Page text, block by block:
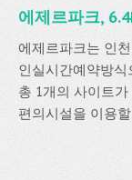
에제르파크,
에제르파크는 인
인실시간예약방
총 1개의 사이트가
편의시설을 이용